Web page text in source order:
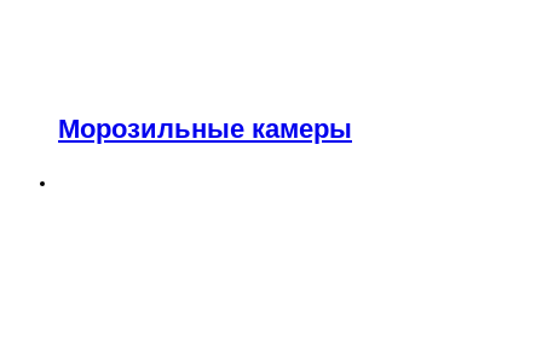
Морозильные камеры